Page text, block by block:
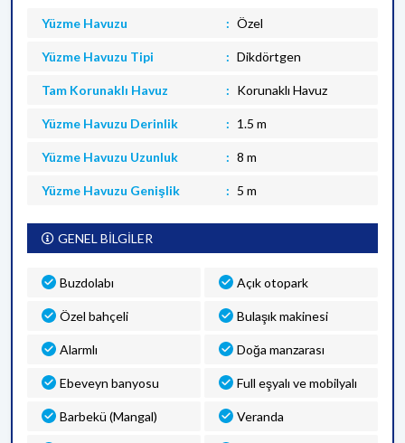
Yüzme Havuzu Özel
Yüzme Havuzu Tipi Dikdörtgen
Tam Korunaklı Havuz Korunaklı Havuz
Yüzme Havuzu Derinlik 1.5 m
Yüzme Havuzu Uzunluk 8 m
Yüzme Havuzu Genişlik 5 m
GENEL BİLGİLER
Buzdolabı Açık otopark
Özel bahçeli Bulaşık makinesi
Alarmlı Doğa manzarası
Ebeveyn banyosu Full eşyalı ve mobilyalı
Barbekü (Mangal) Veranda